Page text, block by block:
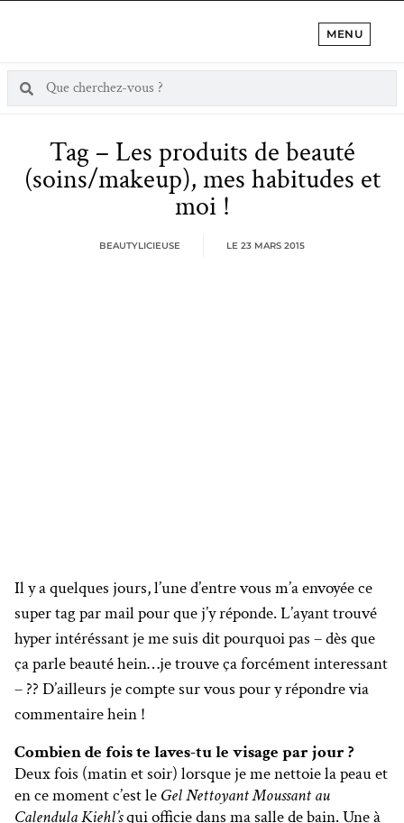
MENU
Tag – Les produits de beauté
(soins/makeup), mes habitudes et
moi !
BEAUTYLICIEUSE LE 23 MARS 2015
Il y a quelques jours, l’une d’entre vous m’a envoyée ce
super tag par mail pour que j’y réponde. L’ayant trouvé
hyper intéréssant je me suis dit pourquoi pas – dès que
ça parle beauté hein…je trouve ça forcément interessant
– ?? D’ailleurs je compte sur vous pour y répondre via
commentaire hein !
Combien de fois te laves-tu le visage par jour ?
Deux fois (matin et soir) lorsque je me nettoie la peau et
en ce moment c’est le Gel Nettoyant Moussant au
Calendula Kiehl’squi officie dans ma salle de bain. Une à